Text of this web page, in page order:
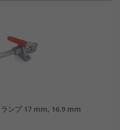
ランプは最も一般的な
ているものもありま
えています。ねじクラ
ーを調整し、加工物を
ランプ 17 mm, 16.9 mm